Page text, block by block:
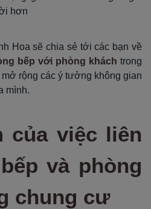
hơn
Hoa sẽ chia sẻ tới các bạn về
bếp với phòng khách trong
rộng các ý tưởng không gian
mình.
của việc liên
và phòng
chung cư